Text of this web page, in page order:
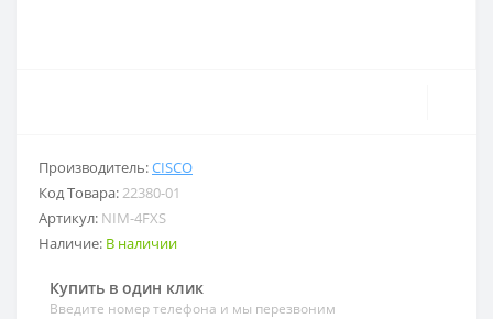
Производитель:CISCO
Код Товара:22380-01
Артикул: NIM-4FXS
Наличие: В наличии
Купить в один клик
Введите номер телефона и мы перезвоним